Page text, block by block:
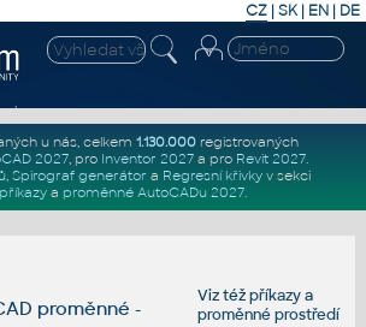
CZ | SK| EN | DE
u nás, celkem 1.130.000registrovaných
2027, pro Inventor 2027a pro Revit 2027.
, Spirograf generátor a Regresní křivkyv sekci
příkazya proměnné AutoCADu 2027.
Viz téžpříkazya
proměnné prostředí
proměnné -